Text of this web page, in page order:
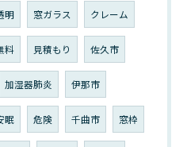
明 窓ガラス クレーム
料 見積もり 佐久市
加湿器肺炎 伊那市
眠 危険 千曲市 窓枠